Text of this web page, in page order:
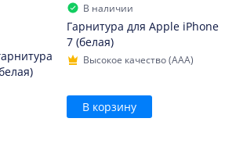
В наличии
Гарнитура для Apple iPhone
7 (белая)
Высокое качество (AAA)
В корзину